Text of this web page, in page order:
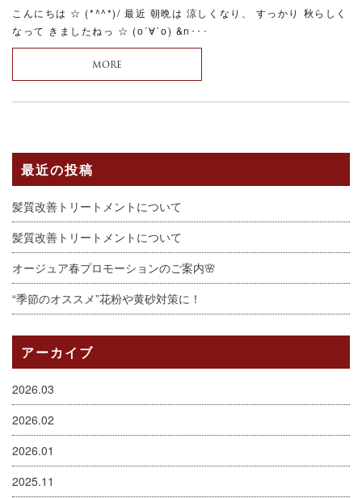
こんにちは ☆ (*^^*)/ 最近 朝晩は 涼しくなり、 すっかり 秋らしく
なって きましたねっ ☆ (о´∀`о) &n･･･
MORE
最近の投稿
髪質改善トリートメントについて
髪質改善トリートメントについて
オージュア春プロモーションのご案内🌸
“季節のオススメ”花粉や黄砂対策に！
アーカイブ
2026.03
2026.02
2026.01
2025.11